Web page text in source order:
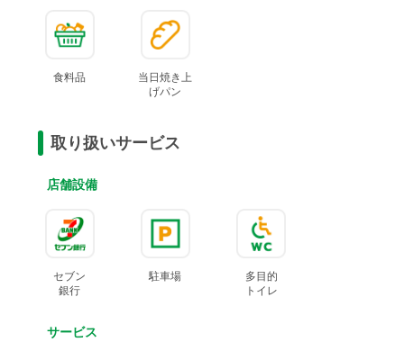
食料品
当日焼き上
げパン
取り扱いサービス
店舗設備
セブン
銀行
駐車場
多目的
トイレ
サービス